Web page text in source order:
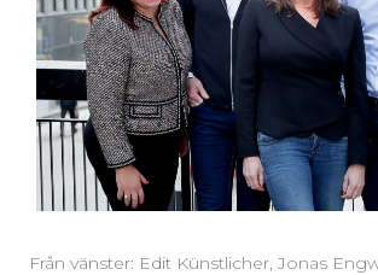
Från vänster: Edit Künstlicher, Jonas